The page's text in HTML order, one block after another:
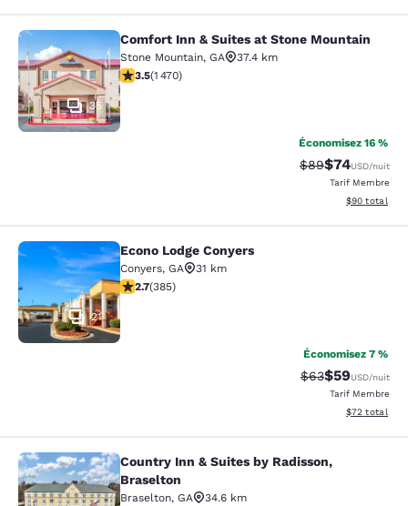
Comfort Inn & Suites at Stone
35
Comfort Inn & Suites at Stone Mountain
Stone Mountain, GA
37.4 km
3.55 étoiles. Bien. 1470 commentaires
3.5(1 470)
Économisez 16 %
Tarif barré :
$89Tarif réduit :
$74USD/nuit
Tarif Membre
Afficher les
$90 total
Econo Lodge Conyers
21
Econo Lodge Conyers
Conyers, GA
31 km
2.67 étoiles. Moyen. 385 commentaires
2.7(385)
Économisez 7 %
Tarif barré :
$63Tarif réduit :
$59USD/nuit
Tarif Membre
Afficher les
$72 total
Country Inn & Suites by Radisson,
Country Inn & Suites by Radisson,
Braselton
Braselton, GA
34.6 km